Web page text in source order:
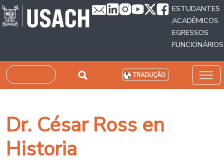
Passar para o conteúdo principal
ESTUDANTES
ACADÊMICOS
EGRESSOS
FUNCIONÁRIOS
Pesquisar TRADUÇÃO
Dr. César Ross en
Historia